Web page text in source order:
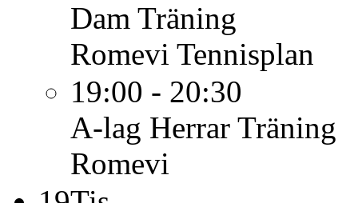
Dam Träning
Romevi Tennisplan
19:00 - 20:30
A-lag Herrar Träning
Romevi